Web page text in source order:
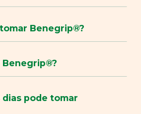
Benegrip®?
Benegrip®?
pode tomar